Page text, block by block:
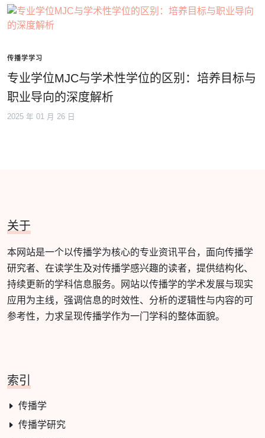
传播学学习
专业学位MJC与学术性学位的区别：培养目标与
职业导向的深度解析
2025 年 01 月 26 日
关于
本网站是一个以传播学为核心的专业资讯平台，面向传播学
研究者、在读学生及对传播学感兴趣的读者，提供结构化、
持续更新的学科信息服务。网站以传播学的学术发展与现实
应用为主线，强调信息的时效性、分析的逻辑性与内容的可
参考性，力求呈现传播学作为一门学科的整体面貌。
索引
传播学
传播学研究